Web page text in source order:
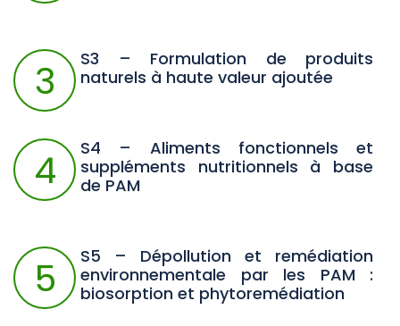
3
S3 – Formulation de produits
naturels à haute valeur ajoutée
4
S4 – Aliments fonctionnels et
suppléments nutritionnels à base
de PAM
5
S5 – Dépollution et remédiation
environnementale par les PAM :
biosorption et phytoremédiation